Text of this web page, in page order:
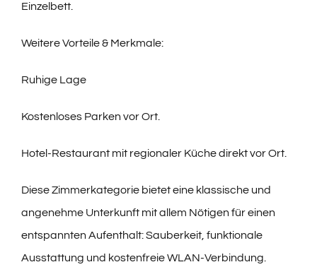
Einzelbett.
Weitere Vorteile & Merkmale:
Ruhige Lage
Kostenloses Parken vor Ort.
Hotel-Restaurant mit regionaler Küche direkt vor Ort.
Diese Zimmerkategorie bietet eine klassische und
angenehme Unterkunft mit allem Nötigen für einen
entspannten Aufenthalt: Sauberkeit, funktionale
Ausstattung und kostenfreie WLAN-Verbindung.